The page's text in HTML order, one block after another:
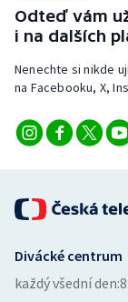
Odteď vám
i na dalších
Nenechte si nikde
na Facebooku, X,
Divácké centrum
každý všední den: